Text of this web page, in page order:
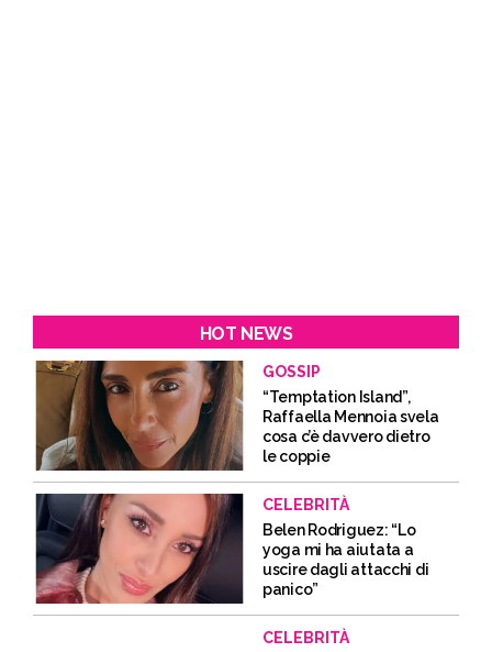
HOT NEWS
GOSSIP
“Temptation Island”,
Raffaella Mennoia svela
cosa c’è davvero dietro
le coppie
CELEBRITÀ
Belen Rodriguez: “Lo
yoga mi ha aiutata a
uscire dagli attacchi di
panico”
CELEBRITÀ